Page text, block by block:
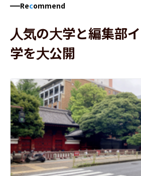
Recommend
人気の大学と編集部
学を大公開